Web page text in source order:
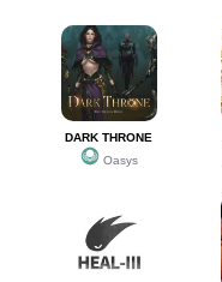
DARK THRONE
Oasys